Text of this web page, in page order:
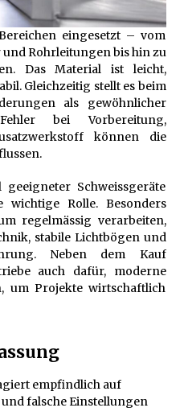
2026: Strategien und
die den Einkauf transformieren
ago
So gewinnen Sie wieder
Ihre Finanzen
ago
ago
Namensschild » für deine
Otypo
ago
in Karlsruhe: Zuverlässige
eingesetzt – vom
Rohrleitungen bis hin zu
Das Material ist leicht,
Gleichzeitig stellt es beim
als gewöhnlicher
bei Vorbereitung,
können die
Schweissgeräte
wichtige Rolle. Besonders
regelmässig verarbeiten,
stabile Lichtbögen und
Neben dem Kauf
auch dafür, moderne
um Projekte wirtschaftlich
empfindlich auf
falsche Einstellungen